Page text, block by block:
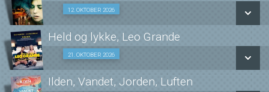
SE ALLE DAGE
LÆS MERE
12. OKTOBER 2026
KLASSISK FILM 12/10
SE ALLE DAGE
LÆS MERE
Held og lykke, Leo Grande
21. OKTOBER 2026
Oplæg og samtale med læge Ditte Trolle 21/10
Ilden, Vandet, Jorden, Luften